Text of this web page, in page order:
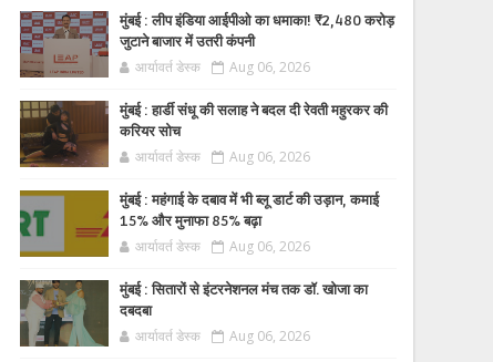
मुंबई : लीप इंडिया आईपीओ का धमाका! ₹2,480 करोड़
जुटाने बाजार में उतरी कंपनी
आर्यावर्त डेस्क Aug 06, 2026
मुंबई : हार्डी संधू की सलाह ने बदल दी रेवती महुरकर की
करियर सोच
आर्यावर्त डेस्क Aug 06, 2026
मुंबई : महंगाई के दबाव में भी ब्लू डार्ट की उड़ान, कमाई
15% और मुनाफा 85% बढ़ा
आर्यावर्त डेस्क Aug 06, 2026
मुंबई : सितारों से इंटरनेशनल मंच तक डॉ. खोजा का
दबदबा
आर्यावर्त डेस्क Aug 06, 2026